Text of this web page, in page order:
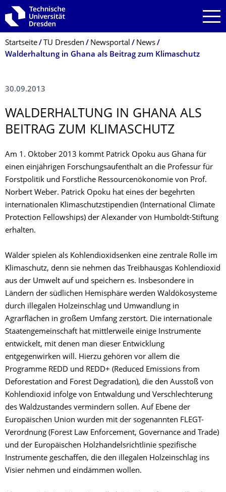
Zur Hauptnavigation springen
Zur Suche springen
Zum Inhalt springen
Breadcrumb-Menü
Startseite TU Dresden Newsportal
News
Walderhaltung in Ghana als Beitrag zum Klimaschutz
30.09.2013
WALDERHALTUNG IN GHANA ALS
BEITRAG ZUM KLIMASCHUTZ
Am 1. Oktober 2013 kommt Patrick Opoku aus Ghana für
einen einjährigen Forschungsaufenthalt an die Professur für
Forstpolitik und Forstliche Ressourcenökonomie von Prof.
Norbert Weber. Patrick Opoku hat eines der begehrten
internationalen Klimaschutzstipendien (International Climate
Protection Fellowships) der Alexander von Humboldt-Stiftung
erhalten.
Wälder spielen als Kohlendioxidsenken eine zentrale Rolle im
Klimaschutz, denn sie nehmen das Treibhausgas Kohlendioxid
aus der Umwelt auf und speichern es. Insbesondere in
Ländern der südlichen Hemisphäre werden Waldökosysteme
durch illegalen Holzeinschlag und Umwandlung in
Agrarflächen in großem Umfang zerstört. Die internationale
Staatengemeinschaft hat mittlerweile einige Instrumente
entwickelt, mit denen man dieser Entwicklung
entgegenwirken will. Hierzu gehören vor allem die
Programme REDD und REDD+ (Reduced Emissions from
Deforestation and Forest Degradation), die den Ausstoß von
Kohlendioxid infolge von Entwaldung und Verschlechterung
des Waldzustandes vermindern sollen. Auf Ebene der
Europäischen Union wurden mit der sogenannten FLEGT-
Verordnung (Forest Law Enforcement, Governance and Trade)
und der Europäischen Holzhandelsrichtlinie spezifische
Instrumente geschaffen, die den illegalen Holzeinschlag ins
Visier nehmen und eindämmen wollen.